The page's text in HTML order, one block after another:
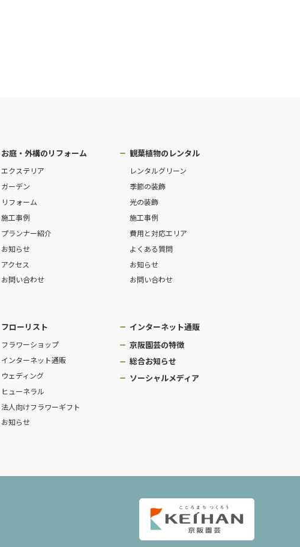
お庭・外構のリフォーム
エクステリア
ガーデン
リフォーム
施工事例
プランナー紹介
お知らせ
アクセス
お問い合わせ
観葉植物のレンタル
レンタルグリーン
季節の装飾
光の装飾
施工事例
費用と対応エリア
よくある質問
お知らせ
お問い合わせ
フローリスト
フラワーショップ
インターネット通販
ウェディング
ヒューネラル
法人向けフラワーギフト
お知らせ
インターネット通販
京阪園芸の特徴
総合お知らせ
ソーシャルメディア